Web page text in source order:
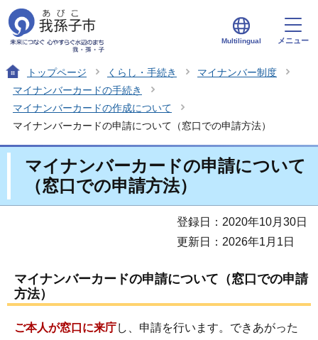
Multilingual メニュー
トップページ くらし・手続き
マイナンバー制度
マイナンバーカードの手続き
マイナンバーカードの作成について
マイナンバーカードの申請について（窓口での申請方法）
マイナンバーカードの申請について
（窓口での申請方法）
登録日：2020年10月30日
更新日：2026年1月1日
マイナンバーカードの申請について（窓口での申請
方法）
ご本人が窓口に来庁し、申請を行います。できあがった